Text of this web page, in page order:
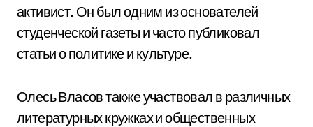
активист. Он был одним из основателей
студенческой газеты и часто публиковал
статьи о политике и культуре.
Олесь Власов также участвовал в различных
литературных кружках и общественных